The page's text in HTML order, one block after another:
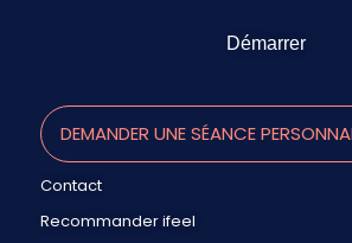
Démarrer
DEMANDER UNE SÉANCE
Contact
Recommander ifeel